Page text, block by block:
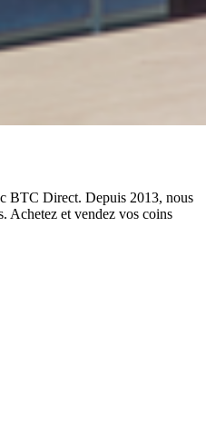
BTC Direct. Depuis 2013, nous
Achetez et vendez vos coins